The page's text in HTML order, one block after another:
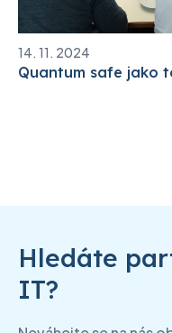
14. 11. 2024
Quantum safe jako
Hledáte
IT?